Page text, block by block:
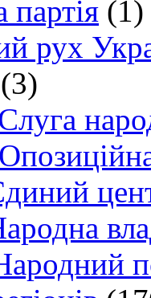
(1)
рух
(3)